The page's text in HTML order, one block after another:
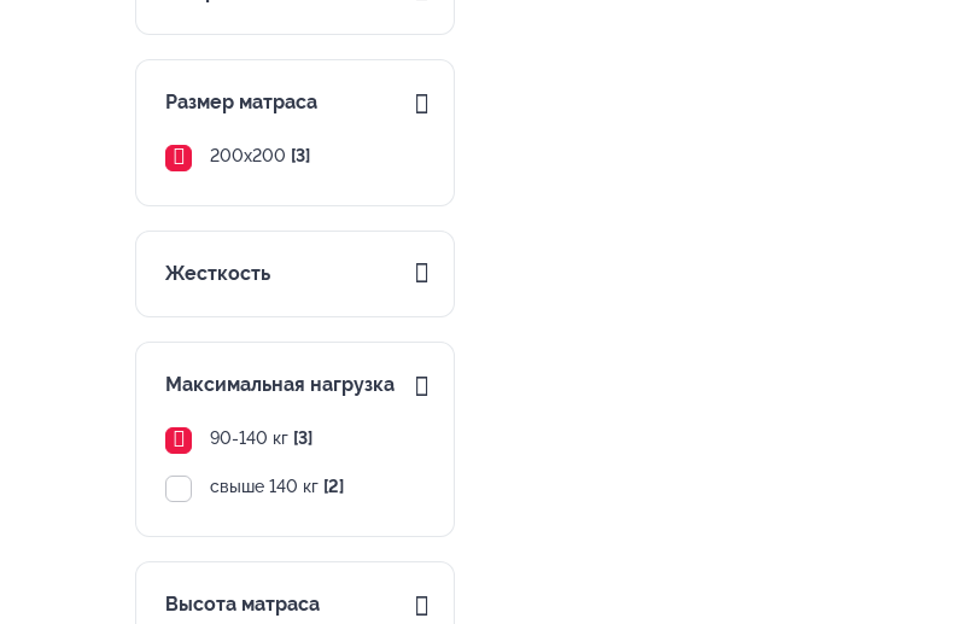
Размер матраса
200х200 [3]
Жесткость
Максимальная нагрузка
90-140 кг [3]
свыше 140 кг [2]
Высота матраса